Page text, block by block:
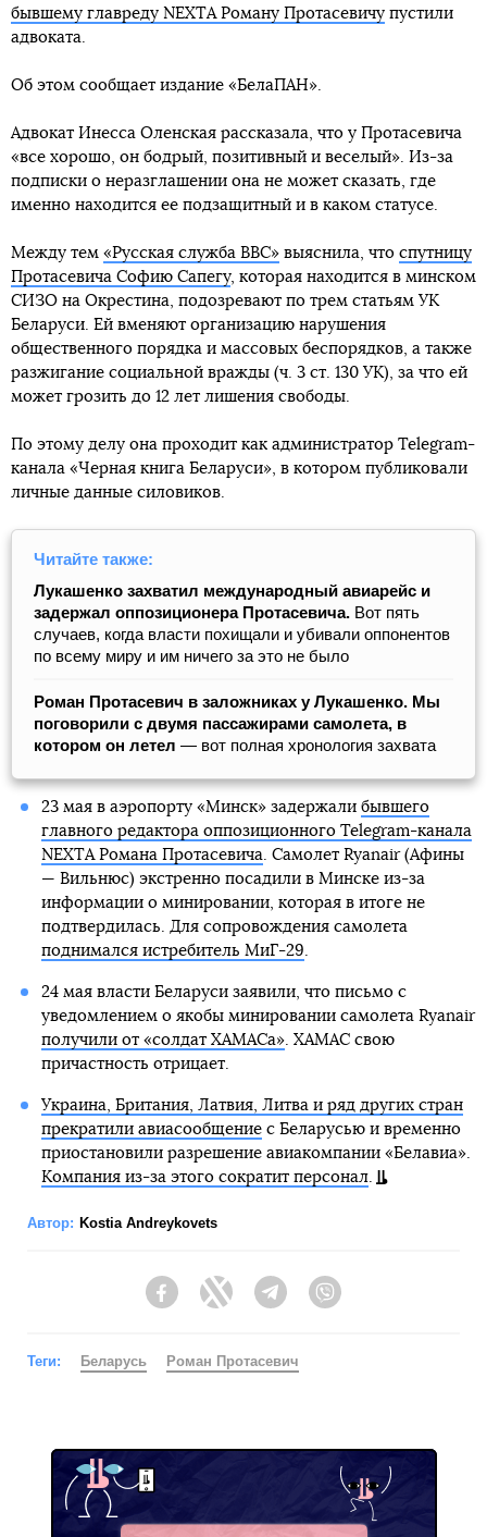
бывшему главреду NEXTA Роману Протасевичу пустили
адвоката.
Об этом сообщает издание «БелаПАН».
Адвокат Инесса Оленская рассказала, что у Протасевича
«все хорошо, он бодрый, позитивный и веселый». Из-за
подписки о неразглашении она не может сказать, где
именно находится ее подзащитный и в каком статусе.
Между тем «Русская служба ВВС» выяснила, что спутницу
Протасевича Софию Сапегу, которая находится в минском
СИЗО на Окрестина, подозревают по трем статьям УК
Беларуси. Ей вменяют организацию нарушения
общественного порядка и массовых беспорядков, а также
разжигание социальной вражды (ч. 3 ст. 130 УК), за что ей
может грозить до 12 лет лишения свободы.
По этому делу она проходит как администратор Telegram-
канала «Черная книга Беларуси», в котором публиковали
личные данные силовиков.
Читайте также:
Лукашенко захватил международный авиарейс и
задержал оппозиционера Протасевича. Вот пять
случаев, когда власти похищали и убивали оппонентов
по всему миру и им ничего за это не было
Роман Протасевич в заложниках у Лукашенко. Мы
поговорили с двумя пассажирами самолета, в
котором он летел — вот полная хронология захвата
23 мая в аэропорту «Минск» задержали бывшего
главного редактора оппозиционного Telegram-канала
NEXTA Романа Протасевича. Самолет Ryanair (Афины
— Вильнюс) экстренно посадили в Минске из-за
информации о минировании, которая в итоге не
подтвердилась. Для сопровождения самолета
поднимался истребитель МиГ-29.
24 мая власти Беларуси заявили, что письмо с
уведомлением о якобы минировании самолета Ryanair
получили от «солдат ХАМАСа». ХАМАС свою
причастность отрицает.
Украина, Британия, Латвия, Литва и ряд других стран
прекратили авиасообщениес Беларусью и временно
приостановили разрешение авиакомпании «Белавиа».
Компания из-за этого сократит персонал.
Автор: Kostia Andreykovets
FacebookTwitter Telegram
Теги: Беларусь Роман Протасевич